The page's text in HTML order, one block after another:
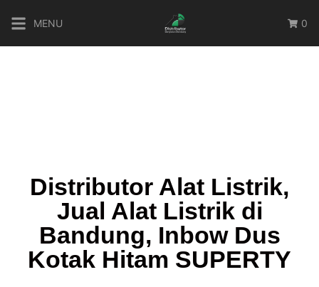
MENU 0
Distributor Alat Listrik,
Jual Alat Listrik di
Bandung, Inbow Dus
Kotak Hitam SUPERTY